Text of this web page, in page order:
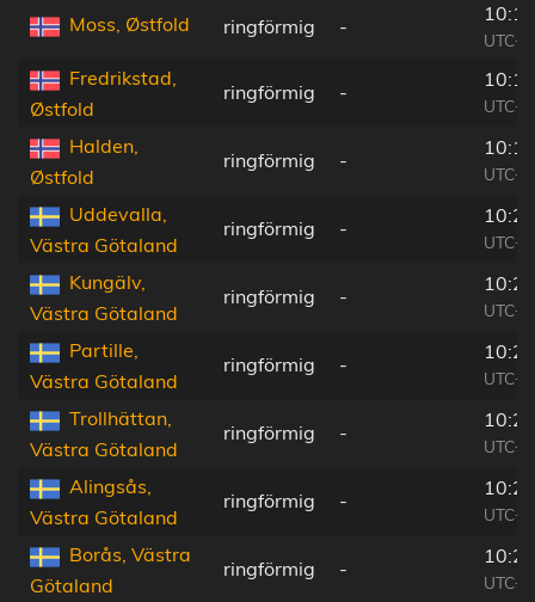
Moss, Østfold ringförmig -
Fredrikstad,
Østfold
ringförmig -
Halden,
Østfold
ringförmig -
Uddevalla,
Västra Götaland
ringförmig -
Kungälv,
Västra Götaland
ringförmig -
Partille,
Västra Götaland
ringförmig -
Trollhättan,
Västra Götaland
ringförmig -
Alingsås,
Västra Götaland
ringförmig -
Borås, Västra
Götaland
ringförmig -